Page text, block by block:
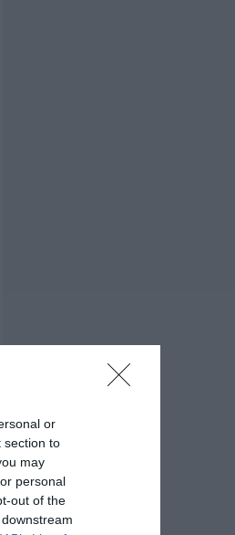
or
section to
may
personal
out of the
Κωνσταντοπούλου
από τη Βοιωτία:
Αυτό που συμβαίνει
δεν είναι ατύχημα,
είναι έγκλημα
διαρκές και
συνεχιζόμενο